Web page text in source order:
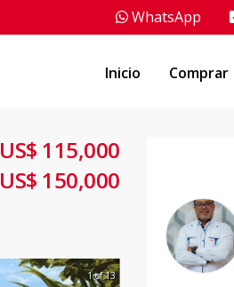
WhatsApp
Inicio Comprar
US$ 115,000
US$ 150,000
1 of 13